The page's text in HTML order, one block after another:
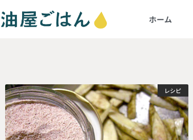
ホーム
レシピ